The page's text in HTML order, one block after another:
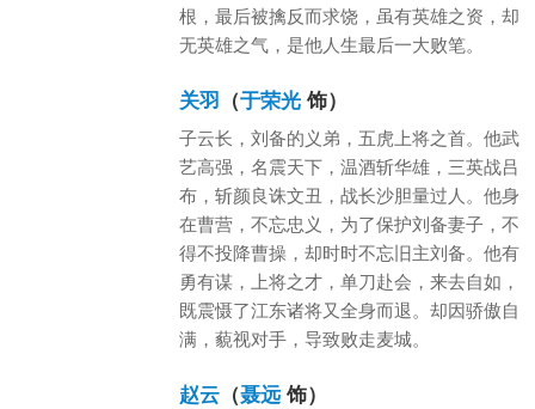
根，最后被擒反而求饶，虽有英雄之资，却
无英雄之气，是他人生最后一大败笔。
关羽 （于荣光 饰）
子云长，刘备的义弟，五虎上将之首。他武
艺高强，名震天下，温酒斩华雄，三英战吕
布，斩颜良诛文丑，战长沙胆量过人。他身
在曹营，不忘忠义，为了保护刘备妻子，不
得不投降曹操，却时时不忘旧主刘备。他有
勇有谋，上将之才，单刀赴会，来去自如，
既震慑了江东诸将又全身而退。却因骄傲自
满，藐视对手，导致败走麦城。
赵云 （聂远 饰）